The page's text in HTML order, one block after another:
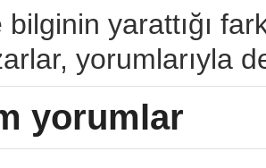
bilginin yarattığı
yorumlarıyla
yorumlar